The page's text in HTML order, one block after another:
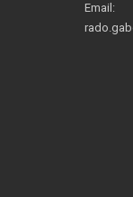
Email: